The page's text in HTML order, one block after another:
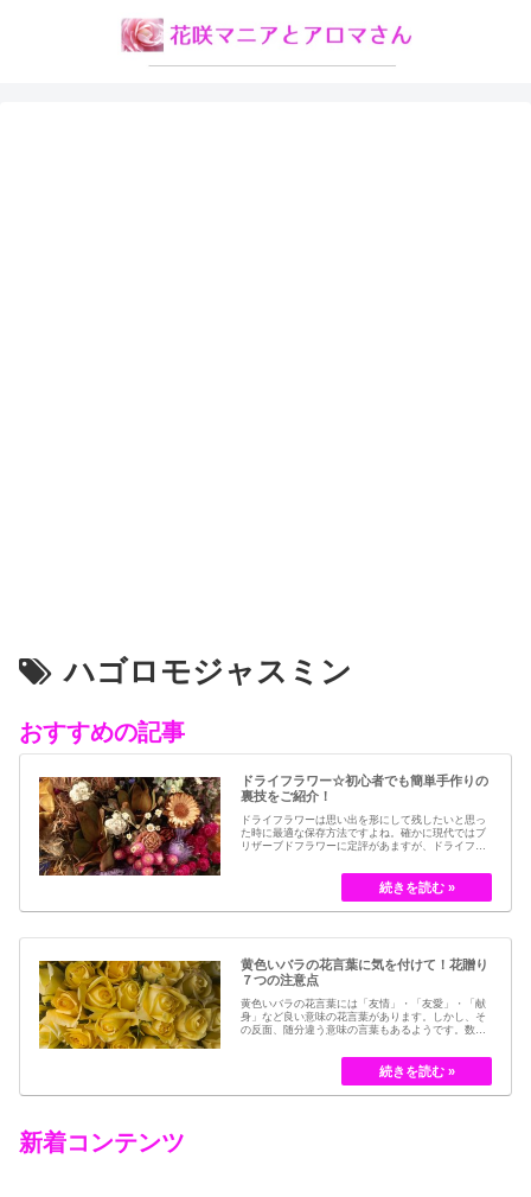
ハゴロモジャスミン
おすすめの記事
ドライフラワー☆初心者でも簡単手作りの
裏技をご紹介！
ドライフラワーは思い出を形にして残したいと思っ
た時に最適な保存方法ですよね。確かに現代ではブ
リザーブドフラワーに定評があますが、ドライフラ
とつです。結婚式のブーケなどに使われた花など、
今では押し花のサービスが有名ですが、昔はドライ
フラワーでも保存されてきました。30代以降の…
黄色いバラの花言葉に気を付けて！花贈り
７つの注意点
黄色いバラの花言葉には「友情」・「友愛」・「献
身」など良い意味の花言葉があります。しかし、そ
の反面、随分違う意味の言葉もあるようです。数多
ローズである「ハイブリット・ティー」の中には、
黄色のバラというのは、存在していませんでした。
しかし、フランスの園芸家ジョセフ・ペルネ＝デ…
新着コンテンツ